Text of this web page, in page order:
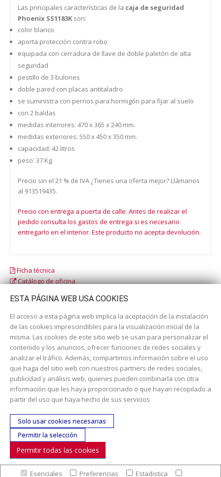
Las principales características de la caja de seguridad
Phoenix SS1183K son:
color blanco
aporta protección contra robo
equipada con cerradura de llave de doble paletón de alta
seguridad
pestillo de 3 bulones
doble pared con placas antitaladro
se suministra con pernos para hormigón para fijar al suelo
con 2 baldas
medidas interiores: 470 x 365 x 240 mm.
medidas exteriores: 550 x 450 x 350 mm.
capacidad: 42 litros
peso: 37 Kg.
Precio sin el 21 % de IVA ¿Tienes una oferta mejor? Llámanos
al 913519435.
Precio con entrega a puerta de calle. Antes de realizar el
pedido consulta los gastos de entrega si es necesario
entregarlo en el interior. Este producto no acepta devolución.
Ficha técnica
Catálogo de oficina
Catálogo escolar
Dirección:c/ Cercedilla nº 14, 28925 Alcorcón
Email:contacta aquí
Teléfono:913519435
SÍGUENOS
ESTA PÁGINA WEB USA COOKIES
El acceso a esta página web implica la aceptación de la instalación
de las cookies imprescindibles para la visualización inicial de la
misma. Las cookies de este sitio web se usan para personalizar el
contenido y los anuncios, ofrecer funciones de redes sociales y
analizar el tráfico. Además, compartimos información sobre el uso
que haga del sitio web con nuestros partners de redes sociales,
publicidad y análisis web, quienes pueden combinarla con otra
información que les haya proporcionado o que hayan recopilado a
partir del uso que haya hecho de sus servicios
Solo usar cookies necesarias
Permitir la selección
Permitir todas las cookies
Esenciales Preferencias Estadistica